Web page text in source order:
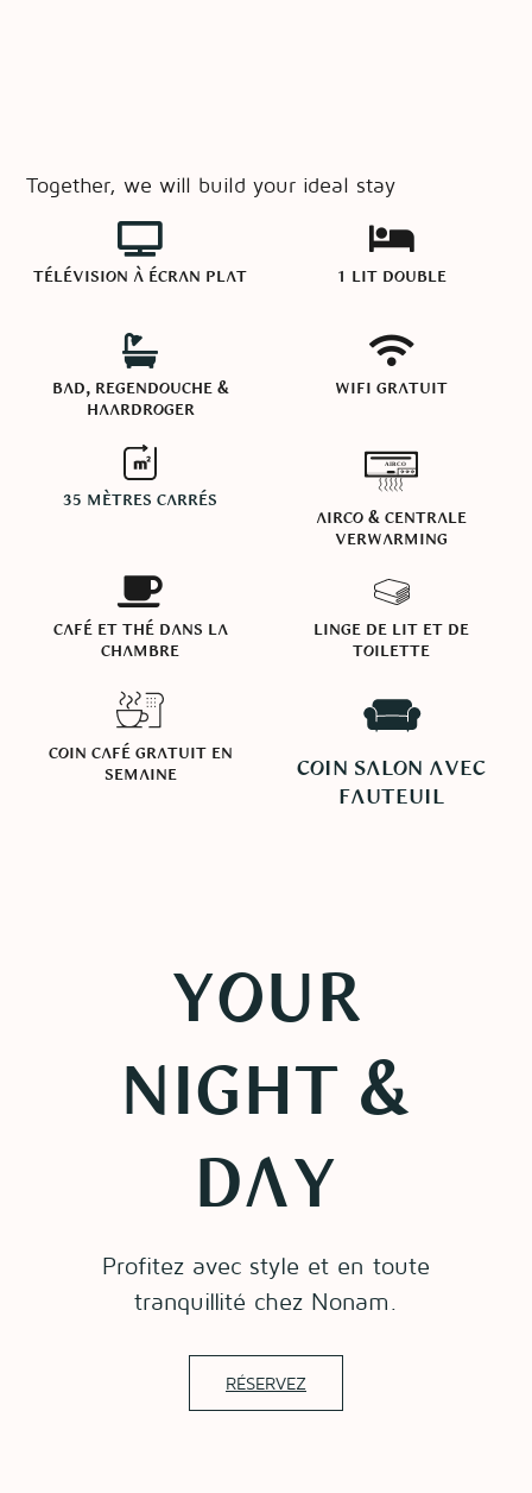
Together, we will build your ideal stay
Télévision à écran plat 1 lit double
bad, regendouche &
haardroger
Wifi gratuit
35 mètres carrés
AIRCO
Airco & centrale
verwarming
Café et thé dans la
chambre
Linge de lit et de
toilette
Coin café gratuit en
semaine
Coin salon avec
fauteuil
your
night &
day
Profitez avec style et en toute
tranquillité chez Nonam.
RÉSERVEZ